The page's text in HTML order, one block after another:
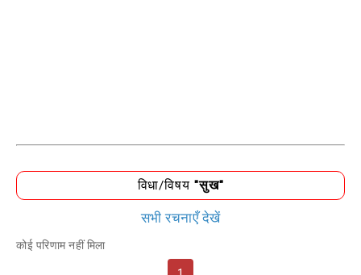
विधा/विषय "सुख"
सभी रचनाएँ देखें
कोई परिणाम नहीं मिला